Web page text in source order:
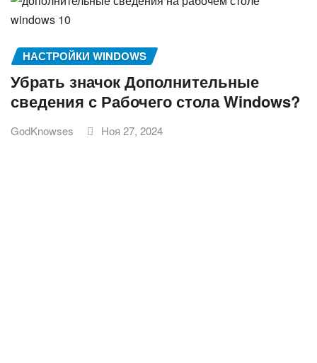
НАСТРОЙКИ WINDOWS
Убрать значок Дополнительные
сведения с Рабочего стола Windows?
GodKnowses Ноя 27, 2024